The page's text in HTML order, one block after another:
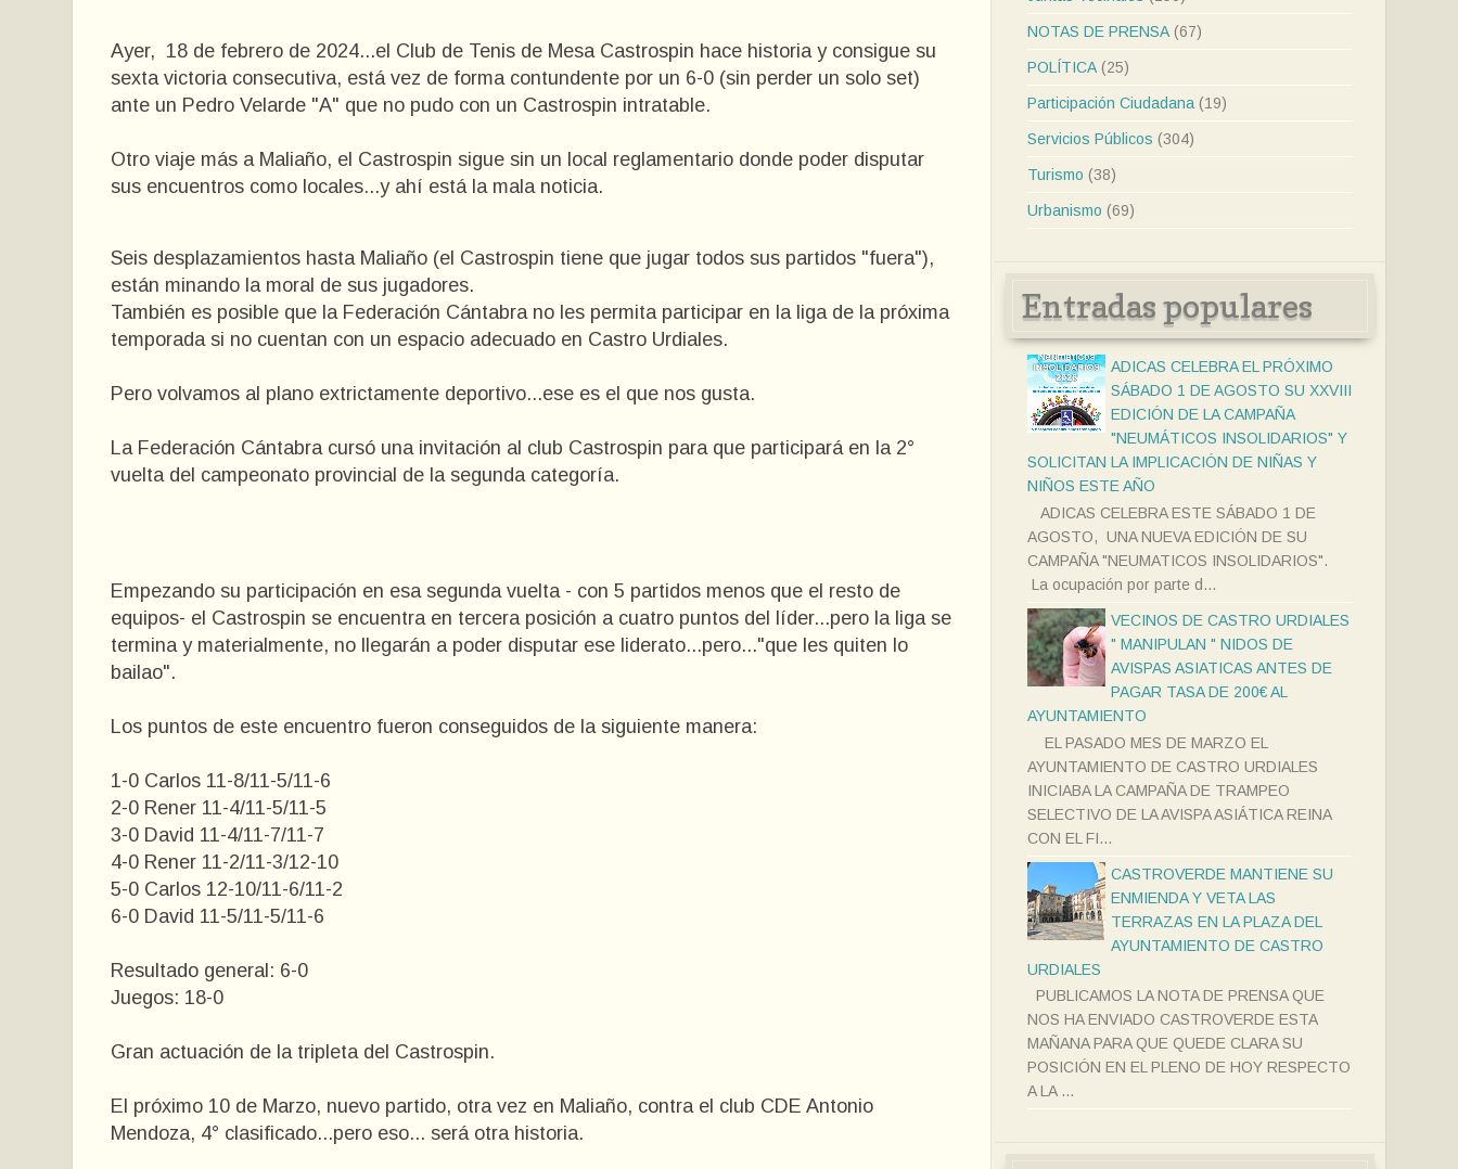
Ayer, 18 de febrero de 2024...el Club de Tenis de Mesa Castrospin hace historia y consigue su
sexta victoria consecutiva, está vez de forma contundente por un 6-0 (sin perder un solo set)
ante un Pedro Velarde "A" que no pudo con un Castrospin intratable.
Otro viaje más a Maliaño, el Castrospin sigue sin un local reglamentario donde poder disputar
sus encuentros como locales...y ahí está la mala noticia.
Seis desplazamientos hasta Maliaño (el Castrospin tiene que jugar todos sus partidos "fuera"),
están minando la moral de sus jugadores.
También es posible que la Federación Cántabra no les permita participar en la liga de la próxima
temporada si no cuentan con un espacio adecuado en Castro Urdiales.
Pero volvamos al plano extrictamente deportivo...ese es el que nos gusta.
La Federación Cántabra cursó una invitación al club Castrospin para que participará en la 2°
vuelta del campeonato provincial de la segunda categoría.
Empezando su participación en esa segunda vuelta - con 5 partidos menos que el resto de
equipos- el Castrospin se encuentra en tercera posición a cuatro puntos del líder...pero la liga se
termina y materialmente, no llegarán a poder disputar ese liderato...pero..."que les quiten lo
bailao".
Los puntos de este encuentro fueron conseguidos de la siguiente manera:
1-0 Carlos 11-8/11-5/11-6
2-0 Rener 11-4/11-5/11-5
3-0 David 11-4/11-7/11-7
4-0 Rener 11-2/11-3/12-10
5-0 Carlos 12-10/11-6/11-2
6-0 David 11-5/11-5/11-6
Resultado general: 6-0
Juegos: 18-0
Gran actuación de la tripleta del Castrospin.
El próximo 10 de Marzo, nuevo partido, otra vez en Maliaño, contra el club CDE Antonio
Mendoza, 4° clasificado...pero eso... será otra historia.
NOTAS DE PRENSA (67)
POLÍTICA (25)
Participación Ciudadana (19)
Servicios Públicos (304)
Turismo (38)
Urbanismo (69)
Entradas populares
ADICAS CELEBRA EL PRÓXIMO
SÁBADO 1 DE AGOSTO SU XXVIII
EDICIÓN DE LA CAMPAÑA
"NEUMÁTICOS INSOLIDARIOS" Y
SOLICITAN LA IMPLICACIÓN DE NIÑAS Y
NIÑOS ESTE AÑO
ADICAS CELEBRA ESTE SÁBADO 1 DE
AGOSTO, UNA NUEVA EDICIÓN DE SU
CAMPAÑA "NEUMATICOS INSOLIDARIOS".
La ocupación por parte d...
VECINOS DE CASTRO URDIALES
" MANIPULAN " NIDOS DE
AVISPAS ASIATICAS ANTES DE
PAGAR TASA DE 200€ AL
AYUNTAMIENTO
EL PASADO MES DE MARZO EL
AYUNTAMIENTO DE CASTRO URDIALES
INICIABA LA CAMPAÑA DE TRAMPEO
SELECTIVO DE LA AVISPA ASIÁTICA REINA
CON EL FI...
CASTROVERDE MANTIENE SU
ENMIENDA Y VETA LAS
TERRAZAS EN LA PLAZA DEL
AYUNTAMIENTO DE CASTRO
URDIALES
PUBLICAMOS LA NOTA DE PRENSA QUE
NOS HA ENVIADO CASTROVERDE ESTA
MAÑANA PARA QUE QUEDE CLARA SU
POSICIÓN EN EL PLENO DE HOY RESPECTO
A LA ...